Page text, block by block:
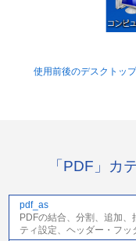
使用前後のデスクトッ
「PDF」カ
pdf_as
PDFの結合、分割、追加
ティ設定、ヘッダー・フッ